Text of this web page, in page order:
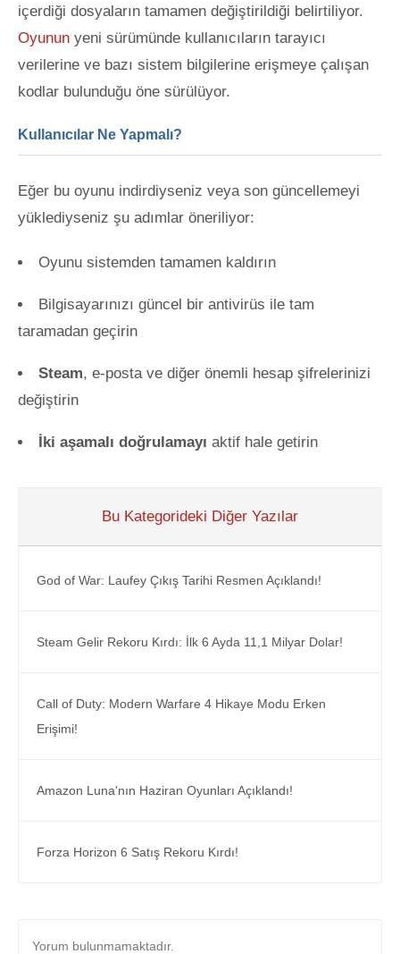
içerdiği dosyaların tamamen değiştirildiği belirtiliyor.
Oyunun yeni sürümünde kullanıcıların tarayıcı
verilerine ve bazı sistem bilgilerine erişmeye çalışan
kodlar bulunduğu öne sürülüyor.
Kullanıcılar Ne Yapmalı?
Eğer bu oyunu indirdiyseniz veya son güncellemeyi
yüklediyseniz şu adımlar öneriliyor:
Oyunu sistemden tamamen kaldırın
Bilgisayarınızı güncel bir antivirüs ile tam
taramadan geçirin
Steam, e-posta ve diğer önemli hesap şifrelerinizi
değiştirin
İki aşamalı doğrulamayı aktif hale getirin
Bu Kategorideki Diğer Yazılar
God of War: Laufey Çıkış Tarihi Resmen Açıklandı!
Steam Gelir Rekoru Kırdı: İlk 6 Ayda 11,1 Milyar Dolar!
Call of Duty: Modern Warfare 4 Hikaye Modu Erken
Erişimi!
Amazon Luna'nın Haziran Oyunları Açıklandı!
Forza Horizon 6 Satış Rekoru Kırdı!
Yorum bulunmamaktadır.